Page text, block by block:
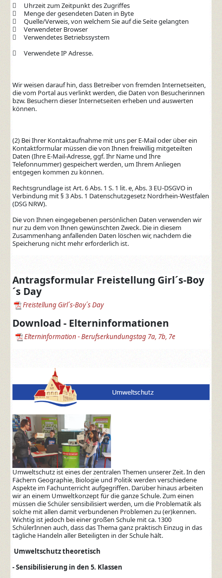

Uhrzeit zum Zeitpunkt des Zugriffes

Menge der gesendeten Daten in Byte

Quelle/Verweis, von welchem Sie auf die Seite gelangten

Verwendeter Browser

Verwendetes Betriebssystem

Verwendete IP Adresse.
Wir weisen darauf hin, dass Betreiber von fremden Internetseiten,
die vom Portal aus verlinkt werden, die Daten von Besucherinnen
bzw. Besuchern dieser Internetseiten erheben und auswerten
können.
(2) Bei Ihrer Kontaktaufnahme mit uns per E-Mail oder über ein
Kontaktformular müssen die von Ihnen freiwillig mitgeteilten
Daten (Ihre E-Mail-Adresse, ggf. Ihr Name und Ihre
Telefonnummer) gespeichert werden, um Ihrem Anliegen
entgegen kommen zu können.
Rechtsgrundlage ist Art. 6 Abs. 1 S. 1 lit. e, Abs. 3 EU-DSGVO in
Verbindung mit § 3 Abs. 1 Datenschutzgesetz Nordrhein-Westfalen
(DSG NRW).
Die von Ihnen eingegebenen persönlichen Daten verwenden wir
nur zu dem von Ihnen gewünschten Zweck. Die in diesem
Zusammenhang anfallenden Daten löschen wir, nachdem die
Speicherung nicht mehr erforderlich ist.
Antragsformular Freistellung Girl´s-Boy
´s Day
Freistellung Girl´s-Boy´s Day
Download - Elterninformationen
Elterninformation - Berufserkundungstag 7a, 7b, 7e
Umweltschutz ist eines der zentralen Themen unserer Zeit. In den
Fächern Geographie, Biologie und Politik werden verschiedene
Aspekte im Fachunterricht aufgegriffen. Darüber hinaus arbeiten
wir an einem Umweltkonzept für die ganze Schule. Zum einen
müssen die Schüler sensibilisiert werden, um die Problematik als
solche mit allen damit verbundenen Problemen zu (er)kennen.
Wichtig ist jedoch bei einer großen Schule mit ca. 1300
SchülerInnen auch, dass das Thema ganz praktisch Einzug in das
tägliche Handeln aller Beteiligten in der Schule hält.
Umweltschutz theoretisch
- Sensibilisierung in den 5. Klassen